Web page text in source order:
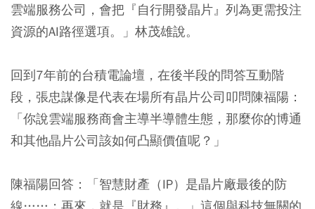
雲端服務公司，會把『自行開發晶片』列為更需投注
資源的AI路徑選項。」林茂雄說。
回到7年前的台積電論壇，在後半段的問答互動階
段，張忠謀像是代表在場所有晶片公司叩問陳福陽：
「你說雲端服務商會主導半導體生態，那麼你的博通
和其他晶片公司該如何凸顯價值呢？」
陳福陽回答：「智慧財產（IP）是晶片廠最後的防
線……；再來，就是『財務』。」這個與科技無關的